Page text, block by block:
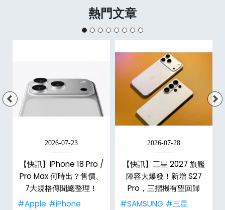
熱門文章
2026-07-23
【快訊】iPhone 18 Pro /
Pro Max 何時出？售價、
7大規格傳聞總整理！
#Apple #iPhone
2026-07-28
【快訊】三星 2027 旗艦
陣容大爆發！新增 S27
Pro，三摺機有望回歸
#SAMSUNG #三星